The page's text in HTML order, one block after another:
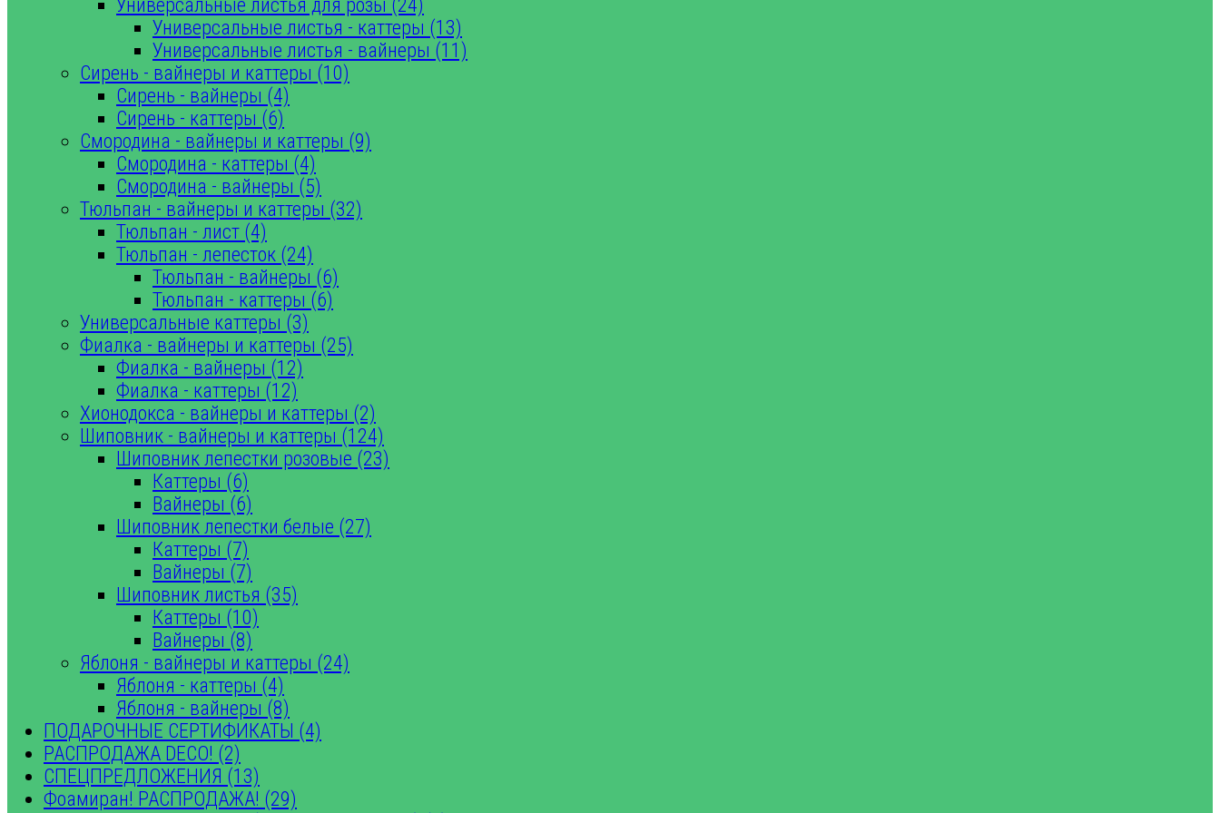
Универсальные листья для розы (24)
Универсальные листья - каттеры (13)
Универсальные листья - вайнеры (11)
Сирень - вайнеры и каттеры (10)
Сирень - вайнеры (4)
Сирень - каттеры (6)
Смородина - вайнеры и каттеры (9)
Смородина - каттеры (4)
Смородина - вайнеры (5)
Тюльпан - вайнеры и каттеры (32)
Тюльпан - лист (4)
Тюльпан - лепесток (24)
Тюльпан - вайнеры (6)
Тюльпан - каттеры (6)
Универсальные каттеры (3)
Фиалка - вайнеры и каттеры (25)
Фиалка - вайнеры (12)
Фиалка - каттеры (12)
Хионодокса - вайнеры и каттеры (2)
Шиповник - вайнеры и каттеры (124)
Шиповник лепестки розовые (23)
Каттеры (6)
Вайнеры (6)
Шиповник лепестки белые (27)
Каттеры (7)
Вайнеры (7)
Шиповник листья (35)
Каттеры (10)
Вайнеры (8)
Яблоня - вайнеры и каттеры (24)
Яблоня - каттеры (4)
Яблоня - вайнеры (8)
ПОДАРОЧНЫЕ СЕРТИФИКАТЫ (4)
РАСПРОДАЖА DECO! (2)
СПЕЦПРЕДЛОЖЕНИЯ (13)
Фоамиран! РАСПРОДАЖА! (29)